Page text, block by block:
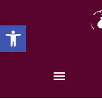
Abrir barra de herramientas